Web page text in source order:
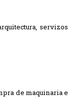
servizos
de maquinaria e